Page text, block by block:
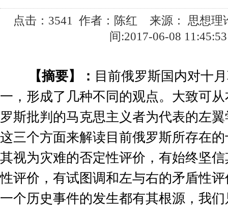
点击： 3541 作者：陈红 来源： 思想理
间:2017-06-08 11:45:53
【摘要】： 目前俄罗斯国内对十
一，形成了几种不同的观点。大致可
罗斯批判的马克思主义者为代表的左
这三个方面来解读目前俄罗斯所存在
其视为灾难的否定性评价，有始终坚
性评价，有试图调和左与右的矛盾性
一个历史事件的发生都有其根源，我